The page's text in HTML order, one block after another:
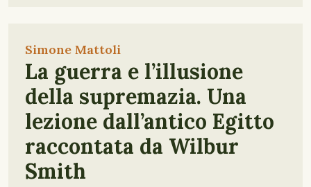
Simone Mattoli
La guerra e l’illusione
della supremazia. Una
lezione dall’antico Egitto
raccontata da Wilbur
Smith